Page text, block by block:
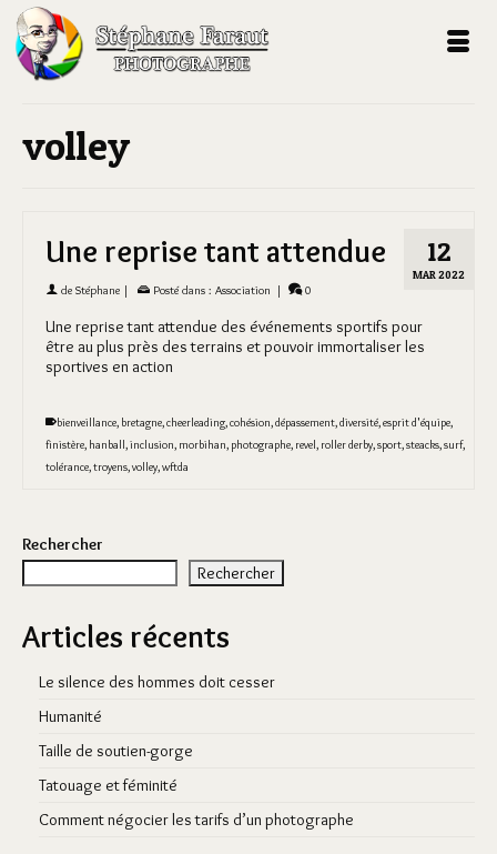
volley
12
MAR 2022
Une reprise tant attendue
de Stéphane | Posté dans : Association | 0
Une reprise tant attendue des événements sportifs pour
être au plus près des terrains et pouvoir immortaliser les
sportives en action
bienveillance, bretagne,cheerleading,cohésion,dépassement,diversité,esprit d'équipe,
finistère, hanball,inclusion, morbihan, photographe, revel, roller derby,sport,steacks,surf,
tolérance,troyens,volley,wftda
Rechercher
Rechercher
Articles récents
Le silence des hommes doit cesser
Humanité
Taille de soutien-gorge
Tatouage et féminité
Comment négocier les tarifs d’un photographe